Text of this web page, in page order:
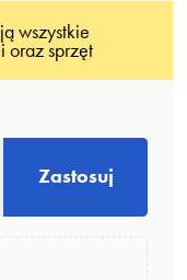
wszystkie
oraz sprzęt
Zastosuj